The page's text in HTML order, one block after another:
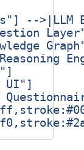
-->|LLM
UI"]